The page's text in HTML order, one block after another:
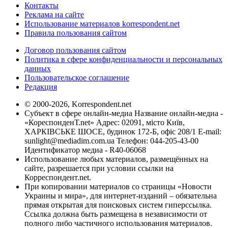
Контакты
Реклама на сайте
Использование материалов korrespondent.net
Правила пользования сайтом
Договор пользования сайтом
Политика в сфере конфиденциальности и персональных
данных
Пользовательское соглашение
Редакция
© 2000-2026, Korrespondent.net
Субъект в сфере онлайн-медиа Название онлайн-медиа -
«КореспонденТ.net» Адрес: 02091, місто Київ,
ХАРКІВСЬКЕ ШОСЕ, будинок 172-Б, офіс 208/1 E-mail:
sunlight@mediadim.com.ua Телефон: 044-205-43-00
Идентификатор медиа - R40-06068
Использование любых материалов, размещённых на
сайте, разрешается при условии ссылки на
Корреспондент.net.
При копировании материалов со страницы «Новости
Украины и мира», для интернет-изданий – обязательна
прямая открытая для поисковых систем гиперссылка.
Ссылка должна быть размещена в независимости от
полного либо частичного использования материалов.